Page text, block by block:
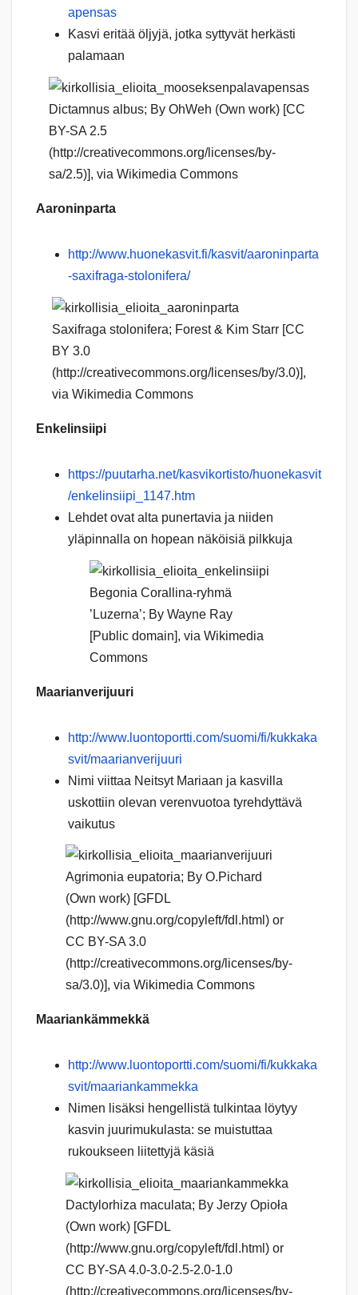
apensas
Kasvi eritää öljyjä, jotka syttyvät herkästi
palamaan
Dictamnus albus; By OhWeh (Own work) [CC
BY-SA 2.5
(http://creativecommons.org/licenses/by-
sa/2.5)], via Wikimedia Commons
Aaroninparta
http://www.huonekasvit.fi/kasvit/aaroninparta
-saxifraga-stolonifera/
Saxifraga stolonifera; Forest & Kim Starr [CC
BY 3.0
(http://creativecommons.org/licenses/by/3.0)],
via Wikimedia Commons
Enkelinsiipi
https://puutarha.net/kasvikortisto/huonekasvit
/enkelinsiipi_1147.htm
Lehdet ovat alta punertavia ja niiden
yläpinnalla on hopean näköisiä pilkkuja
Begonia Corallina-ryhmä
’Luzerna’; By Wayne Ray
[Public domain], via Wikimedia
Commons
Maarianverijuuri
http://www.luontoportti.com/suomi/fi/kukkaka
svit/maarianverijuuri
Nimi viittaa Neitsyt Mariaan ja kasvilla
uskottiin olevan verenvuotoa tyrehdyttävä
vaikutus
Agrimonia eupatoria; By O.Pichard
(Own work) [GFDL
(http://www.gnu.org/copyleft/fdl.html) or
CC BY-SA 3.0
(http://creativecommons.org/licenses/by-
sa/3.0)], via Wikimedia Commons
Maariankämmekkä
http://www.luontoportti.com/suomi/fi/kukkaka
svit/maariankammekka
Nimen lisäksi hengellistä tulkintaa löytyy
kasvin juurimukulasta: se muistuttaa
rukoukseen liitettyjä käsiä
Dactylorhiza maculata; By Jerzy Opioła
(Own work) [GFDL
(http://www.gnu.org/copyleft/fdl.html) or
CC BY-SA 4.0-3.0-2.5-2.0-1.0
(http://creativecommons.org/licenses/by-